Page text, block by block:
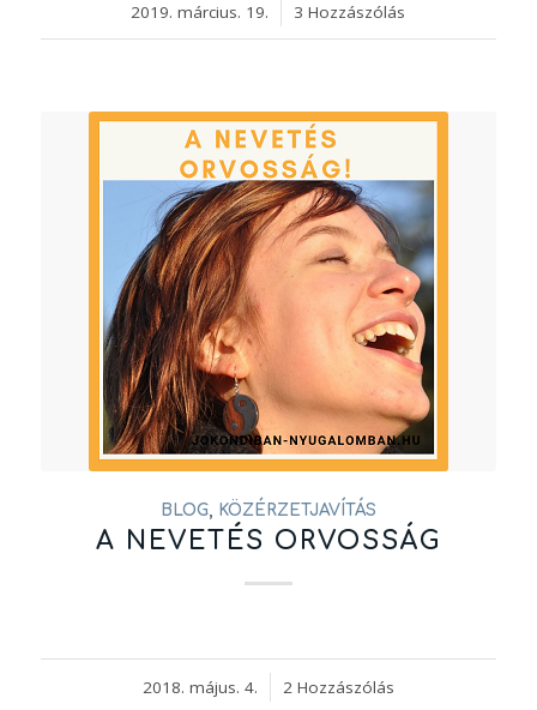
2019. március. 19.
/ 3 Hozzászólás
BLOG, KÖZÉRZETJAVÍTÁS
A NEVETÉS ORVOSSÁG
2018. május. 4.
/ 2 Hozzászólás